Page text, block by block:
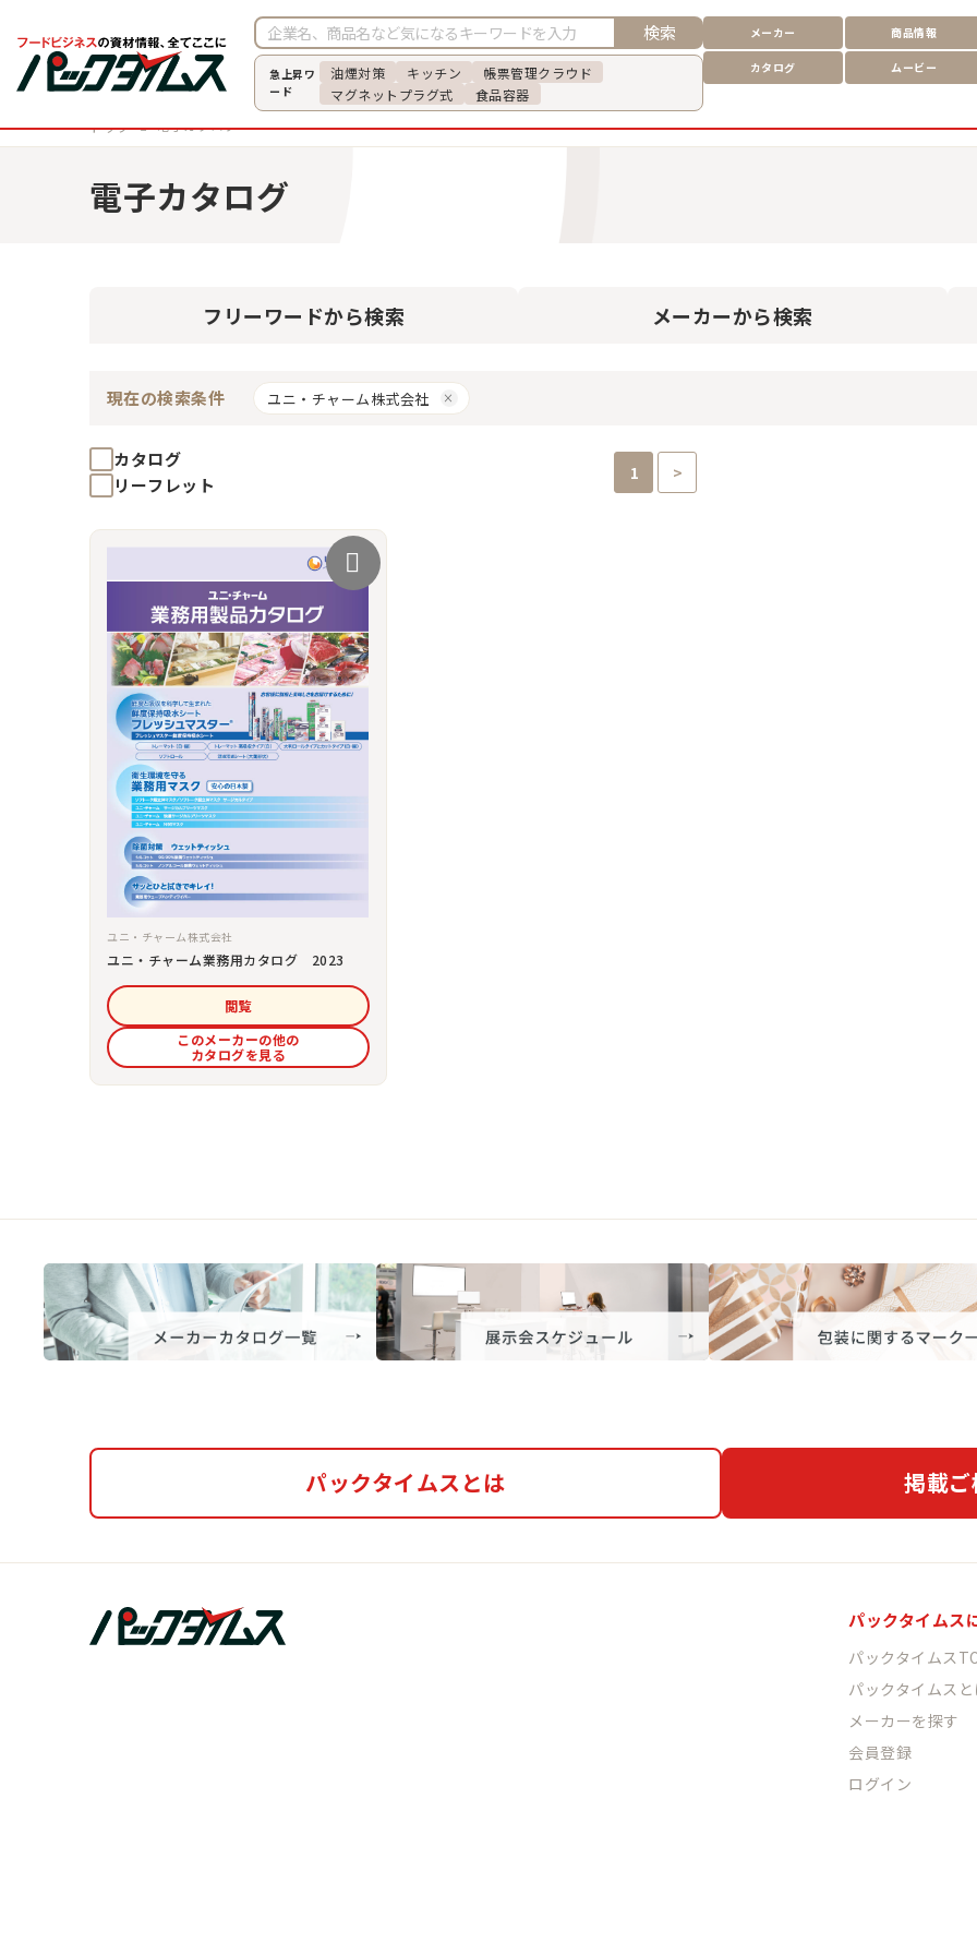
検索
急上昇ワ
ード
油煙対策 キッチン
帳票管理クラウド
マグネットプラグ式
食品容器
メーカー 商品情報
カタログ ムービー
トップ 電子カタログ
電子カタログ
フリーワードから検索 メーカーから検索
現在の検索条件 ユニ・チャーム株式会社
カタログ
リーフレット
1 >
ユニ・チャーム株式会社
ユニ・チャーム業務用カタログ 2023
閲覧
このメーカーの他の
カタログを見る
パックタイムスとは 掲載
パックタイムス
パックタイムス
パックタイムス
メーカーを探す
会員登録
ログイン